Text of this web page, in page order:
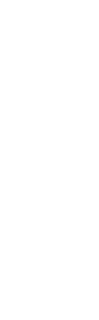
れぞれをもう
弟が有名人？
何者？（舞
出る人」より
由